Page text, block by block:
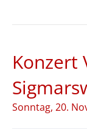
Konzert
Sonntag, 20.